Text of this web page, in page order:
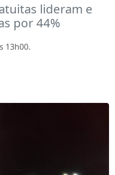
lideram e
por 44%
13h00.